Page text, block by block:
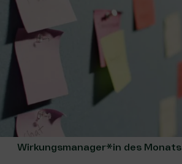
Wirkungsmanager*in des Monats